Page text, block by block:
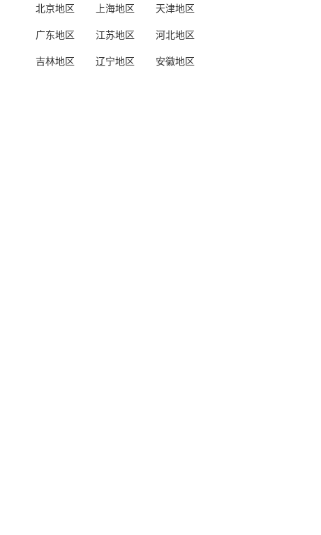
北京地区 上海地区 天津地区
广东地区 江苏地区 河北地区
吉林地区 辽宁地区 安徽地区